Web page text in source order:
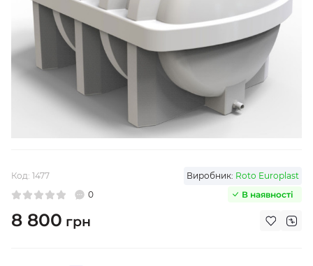
Код: 1477
В наявності
Виробник: Roto Europlast
0
8 800 грн